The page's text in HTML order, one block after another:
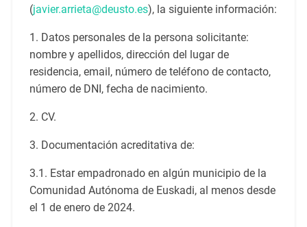
(javier.arrieta@deusto.es), la siguiente información:
1. Datos personales de la persona solicitante:
nombre y apellidos, dirección del lugar de
residencia, email, número de teléfono de contacto,
número de DNI, fecha de nacimiento.
2. CV.
3. Documentación acreditativa de:
3.1. Estar empadronado en algún municipio de la
Comunidad Autónoma de Euskadi, al menos desde
el 1 de enero de 2024.